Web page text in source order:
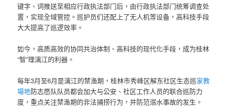
键字、词推送至相应行政执法部门后，由行政执法部门统筹调查处
置，实现全域管控。巡护员们还配上了无人机等设备，高科技手段
大大提高了巡逻效率。
如今，高质高效的协同共治体制、高科技的现代化手段，成为桂林
“智”理漓江的利器。
每年3月至6月是漓江的禁渔期，桂林市秀峰区解东社区生态巡家教
場地防志愿队队员都会加大与公安、社区工作人员的联合巡防力
度，重点关注禁渔期的非法捕捞行为，并防范溺水事故的发生。